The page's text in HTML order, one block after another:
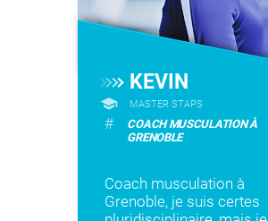
KEVIN
MASTER STAPS
#
COACH MUSCULATION À
GRENOBLE
Coach musculation à
Grenoble, je suis certes